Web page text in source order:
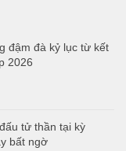
đậm đà kỷ lục từ kết
2026
tử thần tại kỳ
bất ngờ